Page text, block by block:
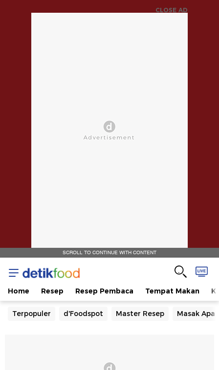
CLOSE AD
SCROLL TO CONTINUE WITH CONTENT
Home Resep Resep Pembaca Tempat Makan
Terpopuler d'Foodspot Master Resep Masak Apa